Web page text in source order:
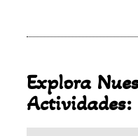
Explora
Actividades: